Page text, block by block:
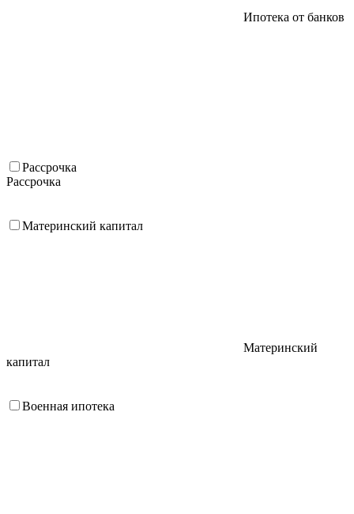
Ипотека от банков
Рассрочка
Рассрочка
Материнский капитал
Материнский
капитал
Военная ипотека